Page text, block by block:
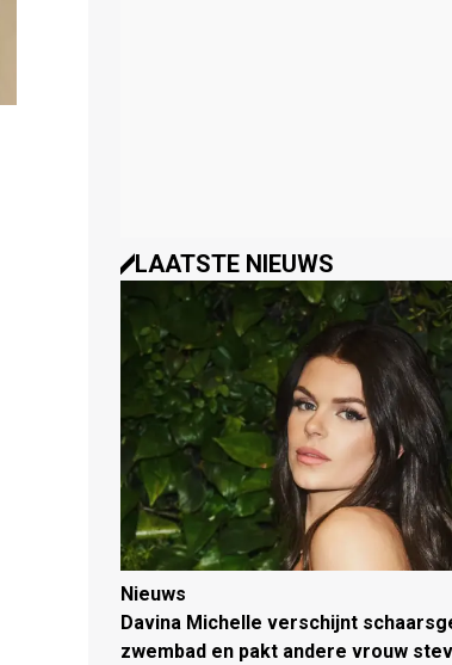
LAATSTE NIEUWS
Nieuws
Davina Michelle verschijnt
zwembad en pakt andere vrouw